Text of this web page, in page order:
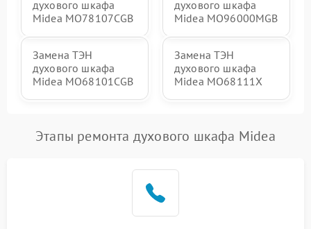
духового шкафа
Midea MO78107CGB
духового шкафа
Midea MO96000MGB
Замена ТЭН
духового шкафа
Midea MO68101CGB
Замена ТЭН
духового шкафа
Midea MO68111X
Этапы ремонта духового шкафа Midea